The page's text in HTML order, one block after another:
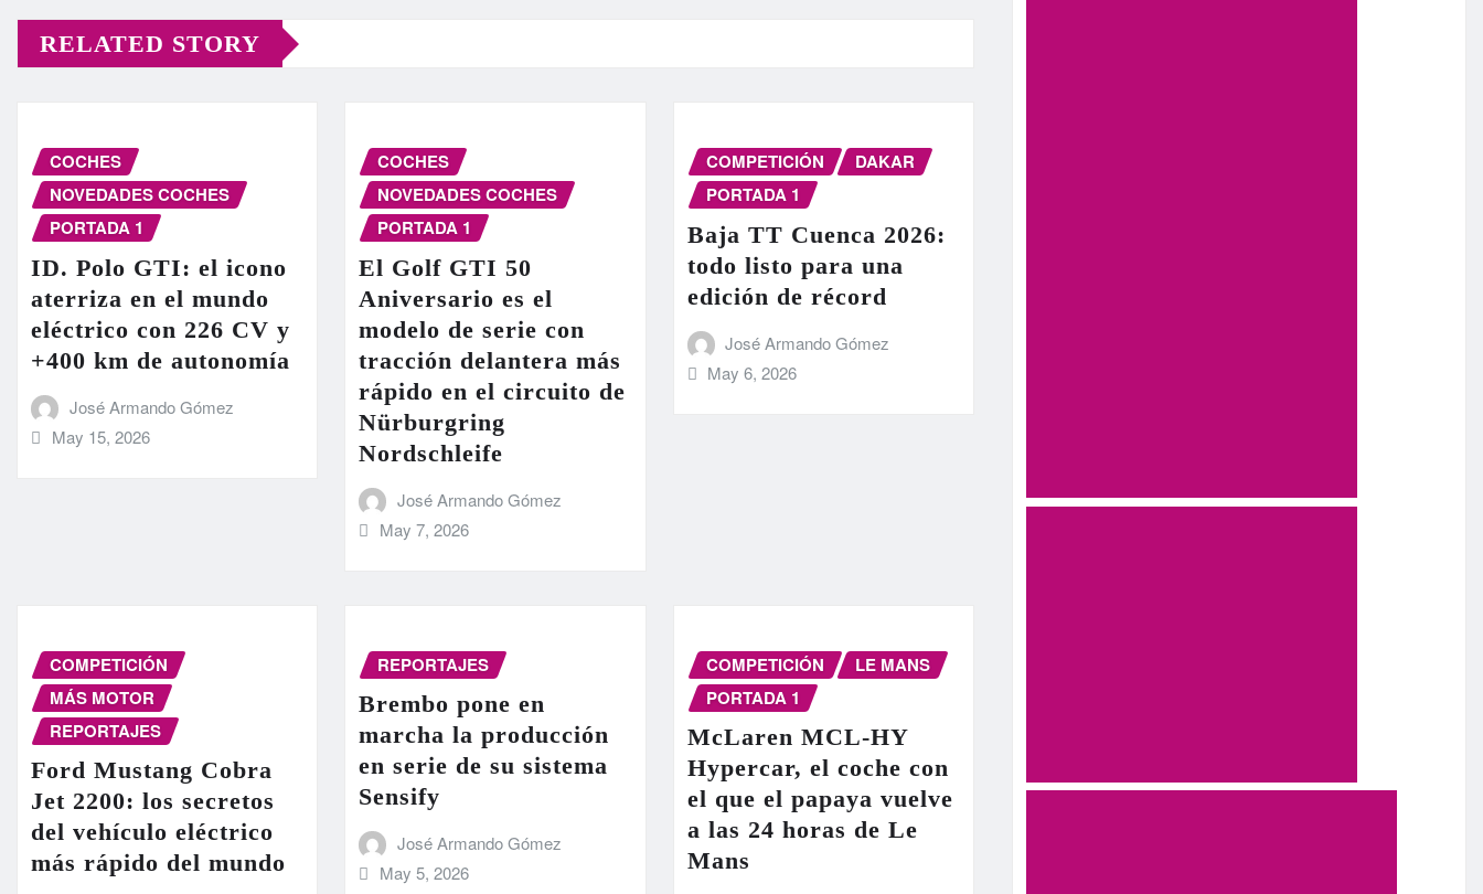
RELATED STORY
COCHES
NOVEDADES COCHES
PORTADA 1
ID. Polo GTI: el icono
aterriza en el mundo
eléctrico con 226 CV y
+400 km de autonomía
José Armando Gómez
May 15, 2026
COCHES
NOVEDADES COCHES
PORTADA 1
El Golf GTI 50
Aniversario es el
modelo de serie con
tracción delantera más
rápido en el circuito de
Nürburgring
Nordschleife
José Armando Gómez
May 7, 2026
COMPETICIÓN
DAKAR
PORTADA 1
Baja TT Cuenca 2026:
todo listo para una
edición de récord
José Armando Gómez
May 6, 2026
COMPETICIÓN
MÁS MOTOR
REPORTAJES
Ford Mustang Cobra
Jet 2200: los secretos
del vehículo eléctrico
más rápido del mundo
REPORTAJES
Brembo pone en
marcha la producción
en serie de su sistema
Sensify
José Armando Gómez
May 5, 2026
COMPETICIÓN
LE MANS
PORTADA 1
McLaren MCL-HY
Hypercar, el coche con
el que el papaya vuelve
a las 24 horas de Le
Mans